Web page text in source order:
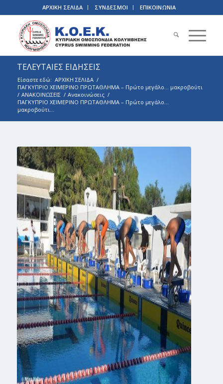
ΑΡΧΙΚΗ ΣΕΛΙΔΑ ΣΥΝΔΕΣΜΟΙ ΕΠΙΚΟΙΝΩΝΙΑ
ΤΕΛΕΥΤΑΙΕΣ ΕΙΔΗΣΕΙΣ
Είσαστε εδώ: ΑΡΧΙΚΗ ΣΕΛΙΔΑ /
ΠΑΓΚΥΠΡΙΟ ΧΕΙΜΕΡΙΝΟ ΠΡΩΤΑΘΛΗΜΑ – Πρώτο μεγάλο… μακροβούτι
/ ΑΝΑΚΟΙΝΩΣΕΙΣ / Ανακοινώσεις /
ΠΑΓΚΥΠΡΙΟ ΧΕΙΜΕΡΙΝΟ ΠΡΩΤΑΘΛΗΜΑ – Πρώτο μεγάλο…
μακροβούτι...